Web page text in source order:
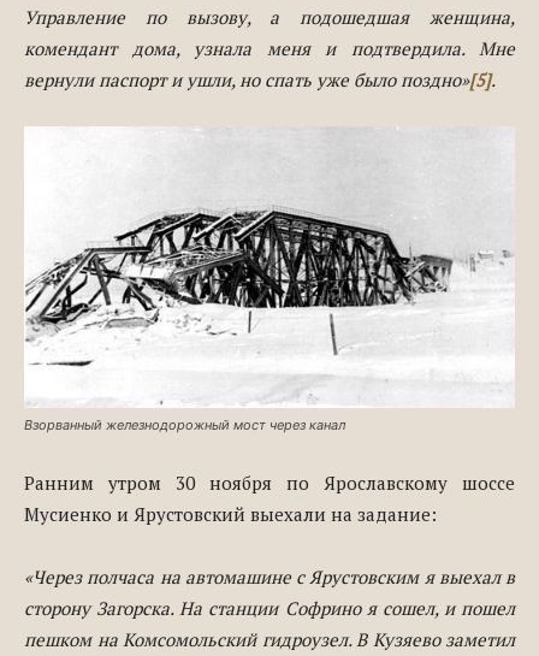
Управление по вызову, а подошедшая женщина,
комендант дома, узнала меня и подтвердила. Мне
вернули паспорт и ушли, но спать уже было поздно»[5].
Взорванный железнодорожный мост через канал
Ранним утром 30 ноября по Ярославскому шоссе
Мусиенко и Ярустовский выехали на задание:
«Через полчаса на автомашине с Ярустовским я выехал в
сторону Загорска. На станции Софрино я сошел, и пошел
пешком на Комсомольский гидроузел. В Кузяево заметил